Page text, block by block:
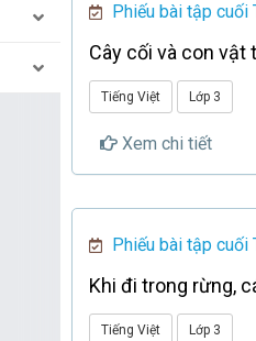
Phiếu bài tập cuối
Cây cối và con
Tiếng Việt Lớp 3
Xem chi tiết
Phiếu bài tập cuối
Khi đi trong rừng,
Tiếng Việt Lớp 3